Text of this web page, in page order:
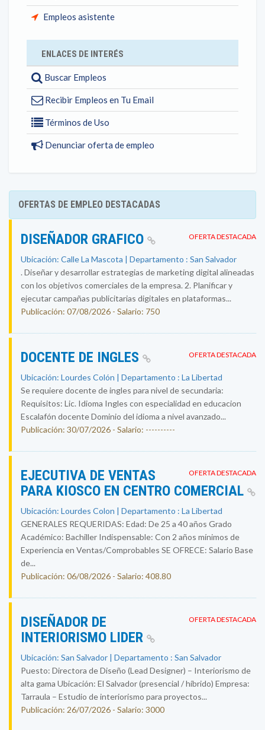
Empleos asistente
ENLACES DE INTERÉS
Buscar Empleos
Recibir Empleos en Tu Email
Términos de Uso
Denunciar oferta de empleo
OFERTAS DE EMPLEO DESTACADAS
OFERTA DESTACADA
DISEÑADOR GRAFICO
Ubicación: Calle La Mascota | Departamento : San Salvador
. Diseñar y desarrollar estrategias de marketing digital alineadas
con los objetivos comerciales de la empresa. 2. Planificar y
ejecutar campañas publicitarias digitales en plataformas...
Publicación: 07/08/2026 - Salario: 750
OFERTA DESTACADA
DOCENTE DE INGLES
Ubicación: Lourdes Colón | Departamento : La Libertad
Se requiere docente de ingles para nivel de secundaria:
Requisitos: Lic. Idioma Ingles con especialidad en educacion
Escalafón docente Dominio del idioma a nivel avanzado...
Publicación: 30/07/2026 - Salario: ----------
OFERTA DESTACADA
EJECUTIVA DE VENTAS
PARA KIOSCO EN CENTRO COMERCIAL
Ubicación: Lourdes Colon | Departamento : La Libertad
GENERALES REQUERIDAS: Edad: De 25 a 40 años Grado
Académico: Bachiller Indispensable: Con 2 años mínimos de
Experiencia en Ventas/Comprobables SE OFRECE: Salario Base
de...
Publicación: 06/08/2026 - Salario: 408.80
OFERTA DESTACADA
DISEÑADOR DE
INTERIORISMO LIDER
Ubicación: San Salvador | Departamento : San Salvador
Puesto: Directora de Diseño (Lead Designer) – Interiorismo de
alta gama Ubicación: El Salvador (presencial / híbrido) Empresa:
Tarraula – Estudio de interiorismo para proyectos...
Publicación: 26/07/2026 - Salario: 3000